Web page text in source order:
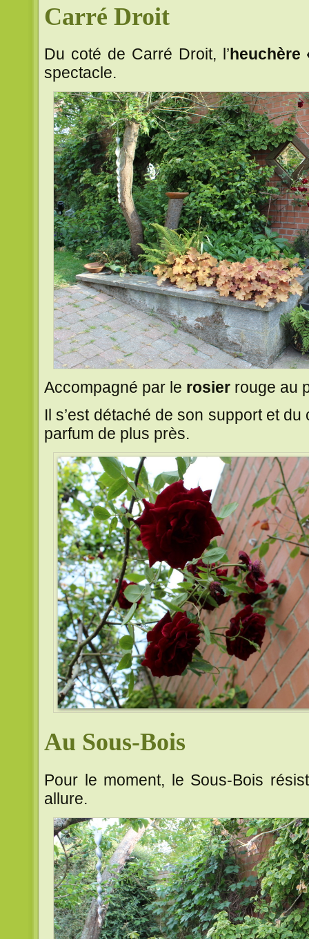
Carré Droit
Du coté de Carré Droit, l’heuchère
spectacle.
Accompagné par le rosier rouge au
Il s’est détaché de son support et
parfum de plus près.
Au Sous-Bois
Pour le moment, le Sous-Bois
allure.